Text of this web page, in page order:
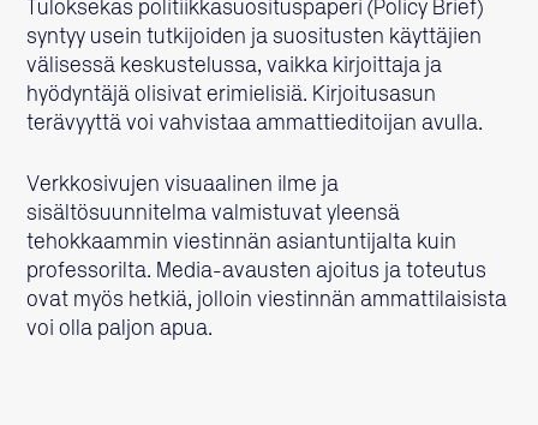
Tuloksekas politiikkasuosituspaperi (Policy Brief)
syntyy usein tutkijoiden ja suositusten käyttäjien
välisessä keskustelussa, vaikka kirjoittaja ja
hyödyntäjä olisivat erimielisiä. Kirjoitusasun
terävyyttä voi vahvistaa ammattieditoijan avulla.
Verkkosivujen visuaalinen ilme ja
sisältösuunnitelma valmistuvat yleensä
tehokkaammin viestinnän asiantuntijalta kuin
professorilta. Media-avausten ajoitus ja toteutus
ovat myös hetkiä, jolloin viestinnän ammattilaisista
voi olla paljon apua.